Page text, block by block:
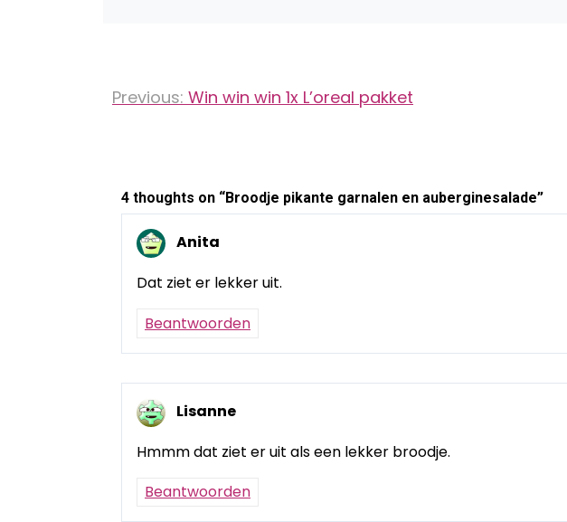
Bericht
Previous: Win win win 1x L’oreal pakket
4 thoughts on “Broodje pikante garnalen en auberginesalade”
Anita
Dat ziet er lekker uit.
Beantwoorden
Lisanne
Hmmm dat ziet er uit als een lekker broodje.
Beantwoorden